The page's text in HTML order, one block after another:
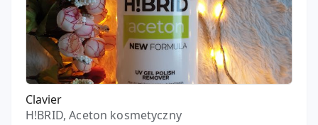
Clavier
H!BRID, Aceton kosmetyczny